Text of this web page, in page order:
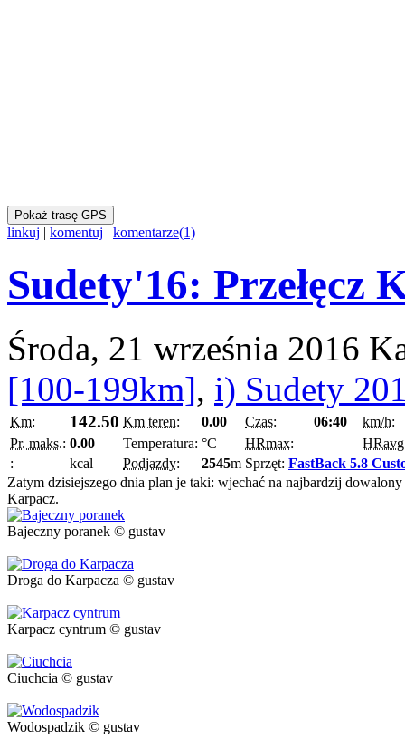
Pokaż trasę GPS
linkuj | komentuj | komentarze(1)
Sudety'16: Przełęcz
Środa, 21 września 2016
[100-199km], i) Sudety
Km: 142.50 Km teren: 0.00 Czas: 06:40
km/h:
Pr. maks.: 0.00 Temperatura: °C HRmax:
HRavg
:
kcal Podjazdy: 2545m Sprzęt: FastBack 5.8
Zatym dzisiejszego dnia plan je taki: wjechać na najbardzij
Karpacz.
Bajeczny poranek © gustav
Droga do Karpacza © gustav
Karpacz cyntrum © gustav
Ciuchcia © gustav
Wodospadzik © gustav